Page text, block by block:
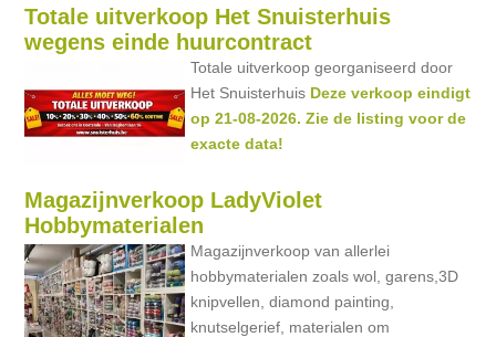
Totale uitverkoop Het Snuisterhuis
wegens einde huurcontract
Totale uitverkoop georganiseerd door
Het Snuisterhuis Deze verkoop eindigt
op 21-08-2026. Zie de listing voor de
exacte data!
Magazijnverkoop LadyViolet
Hobbymaterialen
Magazijnverkoop van allerlei
hobbymaterialen zoals wol, garens,3D
knipvellen, diamond painting,
knutselgerief, materialen om